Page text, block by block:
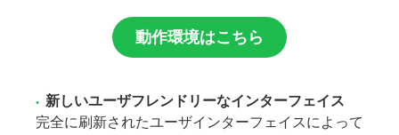
動作環境はこちら
新しいユーザフレンドリーなインターフェイス
完全に刷新されたユーザインターフェイスによって